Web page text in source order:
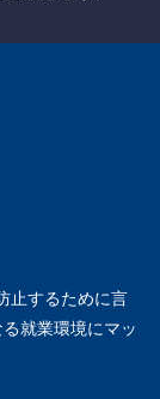
止するために言
就業環境にマッ